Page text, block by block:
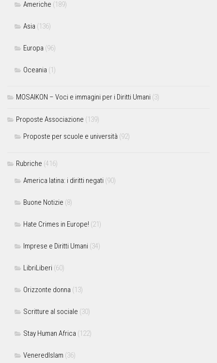
Americhe (189)
Asia (136)
Europa (96)
Oceania (1)
MOSAIKON – Voci e immagini per i Diritti Umani (3)
Proposte Associazione (139)
Proposte per scuole e università (92)
Rubriche (416)
America latina: i diritti negati (90)
Buone Notizie (8)
Hate Crimes in Europe! (21)
Imprese e Diritti Umani (34)
LibriLiberi (60)
Orizzonte donna (13)
Scritture al sociale (30)
Stay Human Africa (122)
VeneredIslam (36)